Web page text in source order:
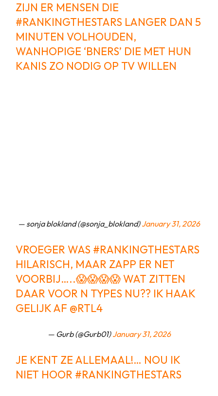
ZIJN ER MENSEN DIE
#RANKINGTHESTARS LANGER DAN 5
MINUTEN VOLHOUDEN,
WANHOPIGE ‘BNERS’ DIE MET HUN
KANIS ZO NODIG OP TV WILLEN
— sonja blokland (@sonja_blokland)January 31, 2026
VROEGER WAS #RANKINGTHESTARS
HILARISCH, MAAR ZAPP ER NET
VOORBIJ…..😱😱😱😱 WAT ZITTEN
DAAR VOOR N TYPES NU?? IK HAAK
GELIJK AF @RTL4
— Gurb (@Gurb01)January 31, 2026
JE KENT ZE ALLEMAAL!… NOU IK
NIET HOOR #RANKINGTHESTARS